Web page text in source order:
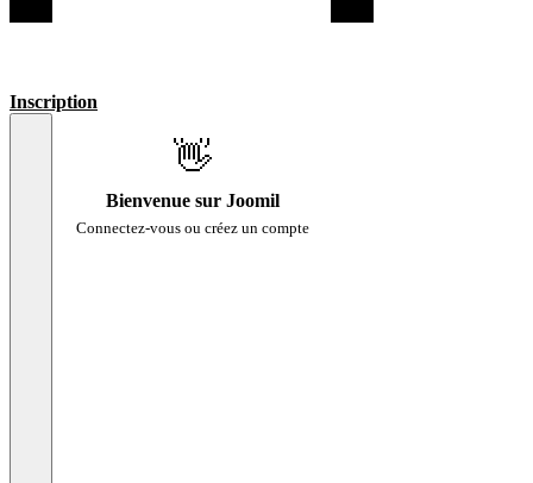
Inscription
👋
Bienvenue sur Joomil
Connectez-vous ou créez un compte